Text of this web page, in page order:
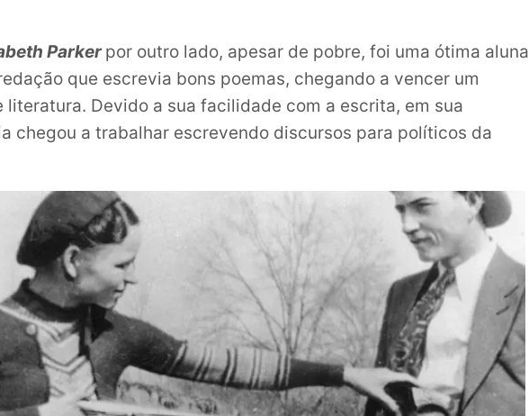
Parkerpor outro lado, apesar de pobre, foi uma ótima aluna
que escrevia bons poemas, chegando a vencer um
literatura. Devido a sua facilidade com a escrita, em sua
chegou a trabalhar escrevendo discursos para políticos da